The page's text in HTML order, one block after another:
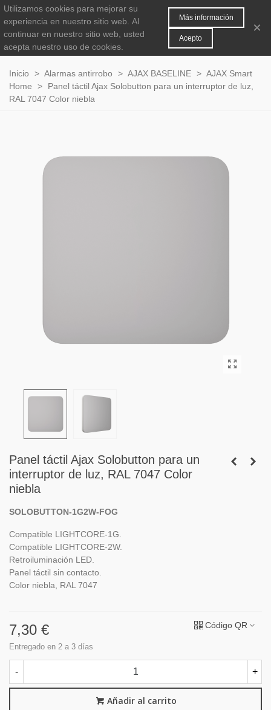
0
Inicio > Alarmas antirrobo > AJAX BASELINE > AJAX Smart
Home
>
Panel táctil Ajax Solobutton para un interruptor de luz,
RAL 7047 Color niebla
Panel táctil Ajax Solobutton para un
interruptor de luz, RAL 7047 Color
niebla
SOLOBUTTON-1G2W-FOG
Compatible LIGHTCORE-1G.
Compatible LIGHTCORE-2W.
Retroiluminación LED.
Panel táctil sin contacto.
Color niebla, RAL 7047
7,30 €
Entregado en 2 a 3 días
Código QR
- +
Añadir al carrito
Utilizamos cookies para mejorar su
experiencia en nuestro sitio web. Al
continuar en nuestro sitio web, usted
acepta nuestro uso de cookies.
Más información
Acepto
×